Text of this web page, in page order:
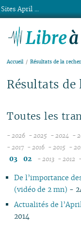
Accueil Résultats de la
Résultats de
Toutes les
- 2026
07
05
04
03
- 2025
09
08
07
- 2024
09
08
07
-
- 2017
12
10
09
08
07
- 2016
10
09
08
- 2015
10
09
08
-
03
02 - 2013
10
09
08
- 2012
De l’importance
(vidéo de 2 mn) -
Actualités de
2014
Sites April ...